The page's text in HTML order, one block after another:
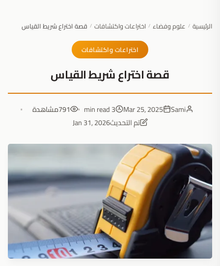
الرئيسية / علوم وفضاء / اختراعات واكتشافات / قصة اختراع شريط القياس
اختراعات واكتشافات
قصة اختراع شريط القياس
Sami
Mar 25, 2025
3 min read
791مشاهدة
تم التحديثJan 31, 2026